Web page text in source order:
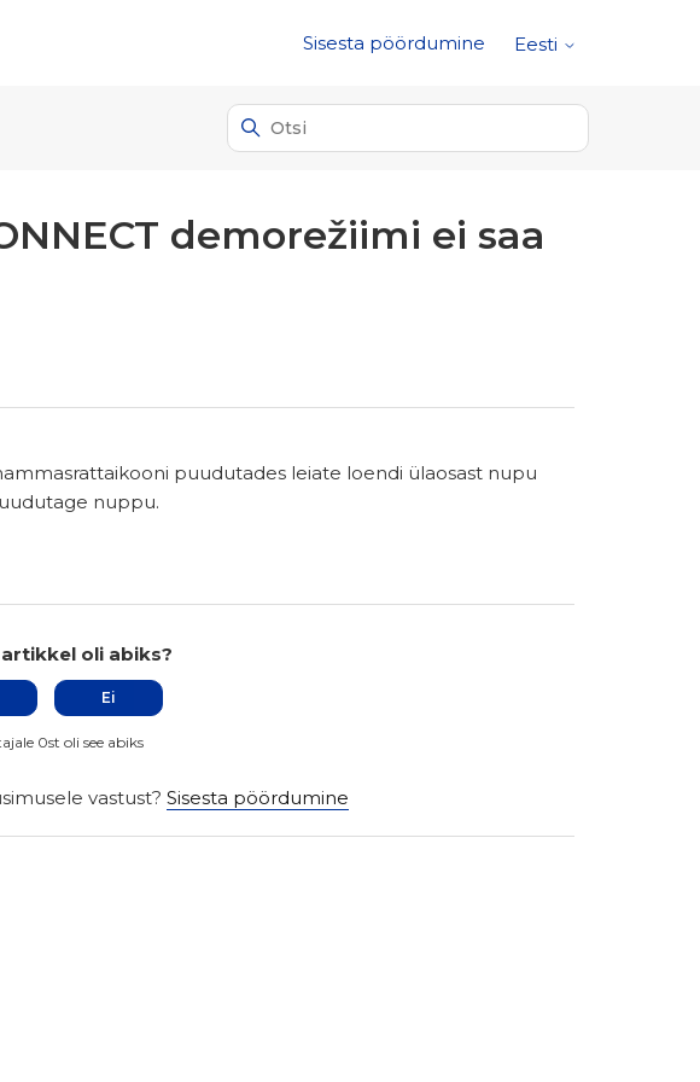
Sisesta pöördumine Eesti
demorežiimi ei saa
puudutades leiate loendi ülaosast nupu
nuppu.
artikkel oli abiks?
Ei
0st oli see abiks
vastust? Sisesta pöördumine